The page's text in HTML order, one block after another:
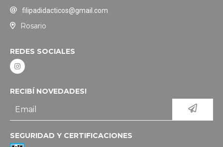
filipadidacticos@gmail.com
Rosario
REDES SOCIALES
RECIBÍ NOVEDADES!
SEGURIDAD Y CERTIFICACIONES